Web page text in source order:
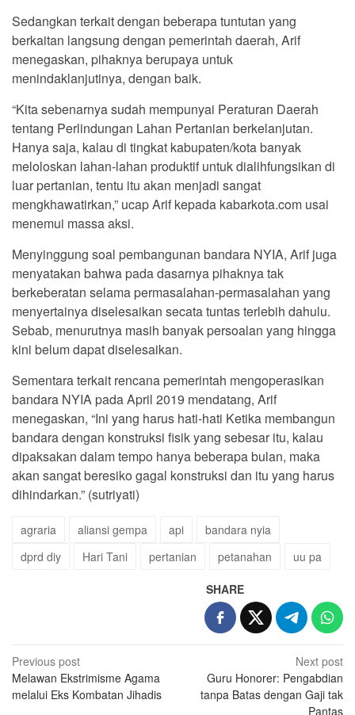
Sedangkan terkait dengan beberapa tuntutan yang
berkaitan langsung dengan pemerintah daerah, Arif
menegaskan, pihaknya berupaya untuk
menindaklanjutinya, dengan baik.
“Kita sebenarnya sudah mempunyai Peraturan Daerah
tentang Perlindungan Lahan Pertanian berkelanjutan.
Hanya saja, kalau di tingkat kabupaten/kota banyak
meloloskan lahan-lahan produktif untuk dialihfungsikan di
luar pertanian, tentu itu akan menjadi sangat
mengkhawatirkan,” ucap Arif kepada kabarkota.com usai
menemui massa aksi.
Menyinggung soal pembangunan bandara NYIA, Arif juga
menyatakan bahwa pada dasarnya pihaknya tak
berkeberatan selama permasalahan-permasalahan yang
menyertainya diselesaikan secata tuntas terlebih dahulu.
Sebab, menurutnya masih banyak persoalan yang hingga
kini belum dapat diselesaikan.
Sementara terkait rencana pemerintah mengoperasikan
bandara NYIA pada April 2019 mendatang, Arif
menegaskan, “Ini yang harus hati-hati Ketika membangun
bandara dengan konstruksi fisik yang sebesar itu, kalau
dipaksakan dalam tempo hanya beberapa bulan, maka
akan sangat beresiko gagal konstruksi dan itu yang harus
dihindarkan.” (sutriyati)
agraria aliansi gempa api
bandara nyia
dprd diy
Hari Tani pertanian petanahan uu pa
SHARE
Post
navigation
Previous post
Melawan Ekstrimisme Agama
melalui Eks Kombatan Jihadis
Next post
Guru Honorer: Pengabdian
tanpa Batas dengan Gaji tak
Pantas